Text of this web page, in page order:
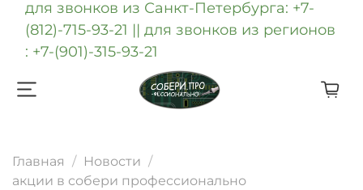
для звонков из Санкт-Петербурга: +7-
(812)-715-93-21 || для звонков из регионов
: +7-(901)-315-93-21
Главная
Новости
акции в собери профессионально